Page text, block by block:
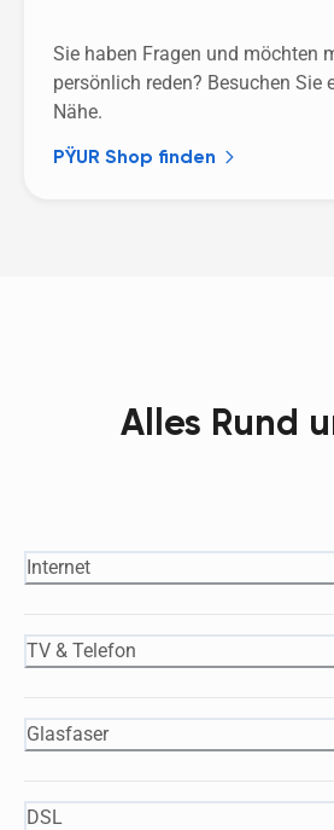
Sie haben Fragen und möchten
persönlich reden? Besuchen Sie
Nähe.
PŸUR Shop finden
Alles Rund
Internet
TV & Telefon
Glasfaser
DSL